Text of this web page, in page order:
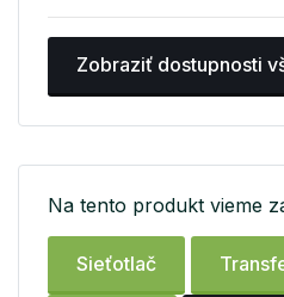
Zobraziť dostupnosti
Na tento produkt vieme
Sieťotlač